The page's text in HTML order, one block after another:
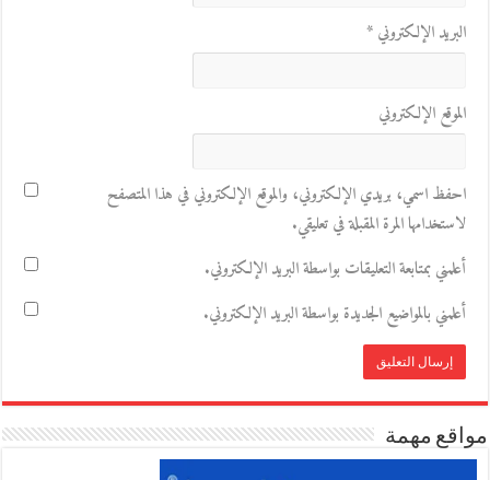
البريد الإلكتروني*
الموقع الإلكتروني
احفظ اسمي، بريدي الإلكتروني، والموقع الإلكتروني في هذا المتصفح
لاستخدامها المرة المقبلة في تعليقي.
أعلمني بمتابعة التعليقات بواسطة البريد الإلكتروني.
أعلمني بالمواضيع الجديدة بواسطة البريد الإلكتروني.
مواقع مهمة